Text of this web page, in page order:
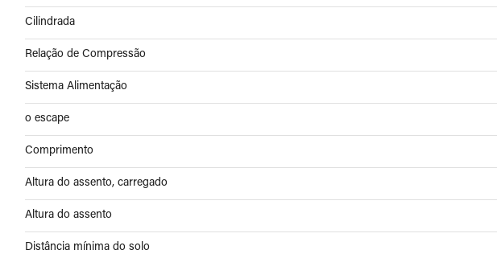
Cilindrada
Relação de Compressão
Sistema Alimentação
o escape
Comprimento
Altura do assento, carregado
Altura do assento
Distância mínima do solo